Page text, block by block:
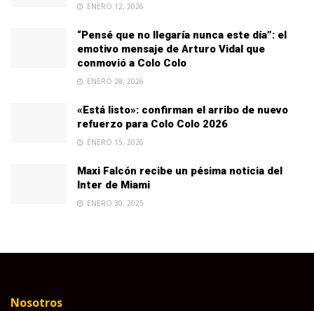
ENERO 12, 2026
“Pensé que no llegaría nunca este día”: el
emotivo mensaje de Arturo Vidal que
conmovió a Colo Colo
ENERO 28, 2026
«Está listo»: confirman el arribo de nuevo
refuerzo para Colo Colo 2026
ENERO 15, 2026
Maxi Falcón recibe un pésima noticia del
Inter de Miami
ENERO 30, 2025
Nosotros